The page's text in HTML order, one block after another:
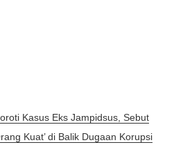
Kasus Eks Jampidsus, Sebut
Kuat’ di Balik Dugaan Korupsi